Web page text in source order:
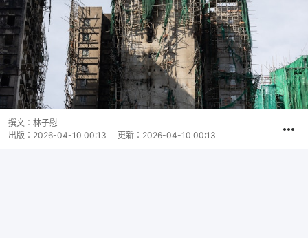
撰文： 林子慰
出版： 2026-04-10 00:13 更新： 2026-04-10 00:13